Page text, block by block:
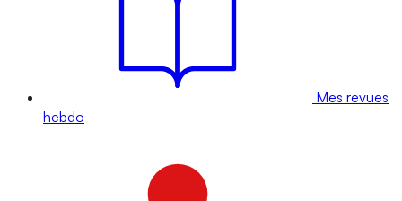
Mes revues
hebdo